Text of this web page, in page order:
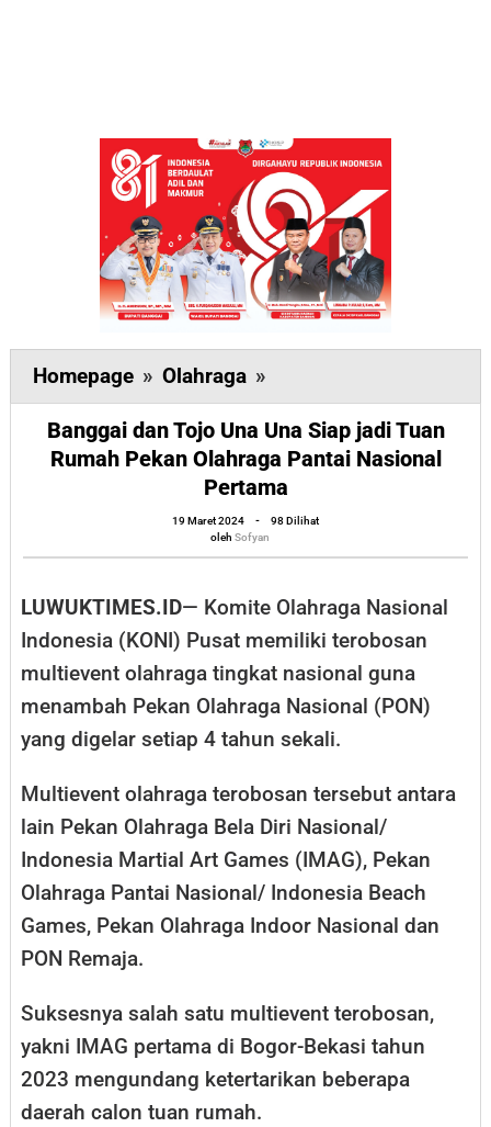
Homepage » Olahraga »
dan
Tojo
Una
Una
Siap
jadi
Rumah
Pekan
Olahraga
Pantai
Nasional
Banggai dan Tojo Una Una Siap jadi Tuan
Rumah Pekan Olahraga Pantai Nasional
Pertama
19 Maret 2024
oleh
Sofyan
-
98 Dilihat
oleh Sofyan
LUWUKTIMES.ID— Komite Olahraga Nasional
Indonesia (KONI) Pusat memiliki terobosan
multievent olahraga tingkat nasional guna
menambah Pekan Olahraga Nasional (PON)
yang digelar setiap 4 tahun sekali.
Multievent olahraga terobosan tersebut antara
lain Pekan Olahraga Bela Diri Nasional/
Indonesia Martial Art Games (IMAG), Pekan
Olahraga Pantai Nasional/ Indonesia Beach
Games, Pekan Olahraga Indoor Nasional dan
PON Remaja.
Suksesnya salah satu multievent terobosan,
yakni IMAG pertama di Bogor-Bekasi tahun
2023 mengundang ketertarikan beberapa
daerah calon tuan rumah.